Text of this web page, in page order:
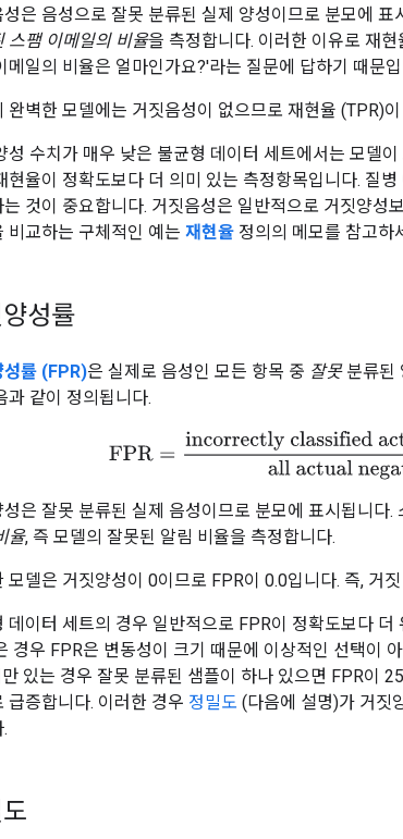
성은 음성으로 잘못 분류된 실제 양성이므로 분모에 표
스팸 이메일의 비율을 측정합니다. 이러한 이유로 재
메일의 비율은 얼마인가요?'라는 질문에 답하기 때문
완벽한 모델에는 거짓음성이 없으므로 재현율 (TPR)
성 수치가 매우 낮은 불균형 데이터 세트에서는 모델
현율이 정확도보다 더 의미 있는 측정항목입니다. 질
는 것이 중요합니다. 거짓음성은 일반적으로 거짓양성
비교하는 구체적인 예는 재현율 정의의 메모를 참고하
성률
성률 (FPR)은 실제로 음성인 모든 항목 중 잘못분류된
과 같이 정의됩니다.
FPR= incorrectly classified actual
성은 잘못 분류된 실제 음성이므로 분모에 표시됩니다.
율, 즉 모델의 잘못된 알림 비율을 측정합니다.
모델은 거짓양성이 0이므로 FPR이 0.0입니다. 즉, 거
데이터 세트의 경우 일반적으로 FPR이 정확도보다
경우 FPR은 변동성이 크기 때문에 이상적인 선택이
있는 경우 잘못 분류된 샘플이 하나 있으면 FPR이
급증합니다. 이러한 경우 정밀도 (다음에 설명)가 거짓